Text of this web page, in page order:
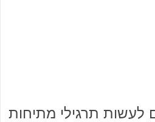
לעשות תרגילי מתיחות